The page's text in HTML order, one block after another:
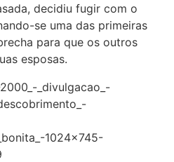
decidiu fugir com o
se uma das primeiras
para que os outros
esposas.